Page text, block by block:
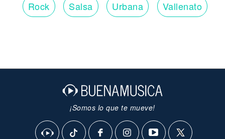
Rock Salsa Urbana Vallenato
¡Somos lo que te mueve!